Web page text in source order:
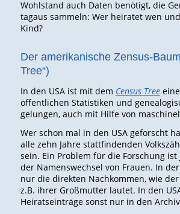
Wohlstand auch Daten benötigt, die
tagaus sammeln: Wer heiratet wen
Kind?
Der amerikanische Zensus-
Tree“)
In den USA ist mit dem Census Treeeine
öffentlichen Statistiken und
gelungen, auch mit Hilfe von
Wer schon mal in den USA geforscht
alle zehn Jahre stattfindenden
sein. Ein Problem für die Forschung
der Namenswechsel von Frauen. In
nur die direkten Nachkommen, wie
z.B. ihrer Großmutter lautet. In den
Heiratseinträge sonst nur in den